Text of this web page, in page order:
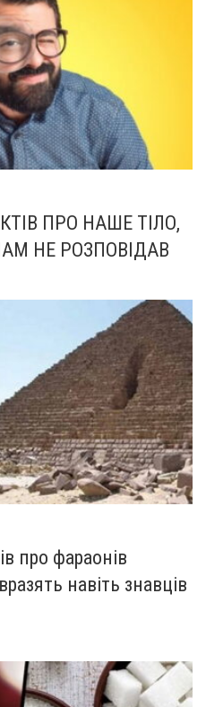
ПРО НАШЕ ТІЛО,
НЕ РОЗПОВІДАВ
про фараонів
навіть знавців